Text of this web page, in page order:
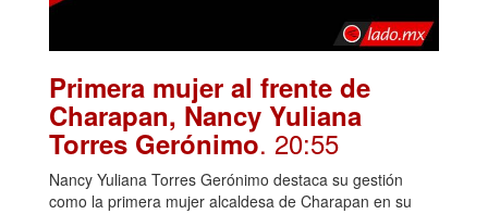
Primera mujer al frente de
Charapan, Nancy Yuliana
Torres Gerónimo. 20:55
Nancy Yuliana Torres Gerónimo destaca su gestión
como la primera mujer alcaldesa de Charapan en su